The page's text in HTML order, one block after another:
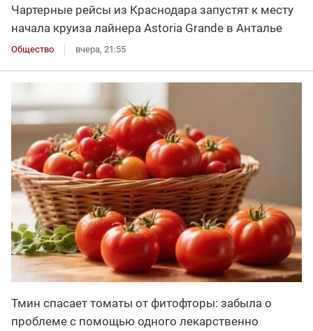
Чартерные рейсы из Краснодара запустят к месту
начала круиза лайнера Astoria Grande в Анталье
Общество вчера, 21:55
Тмин спасает томаты от фитофторы: забыла о
проблеме с помощью одного лекарственно